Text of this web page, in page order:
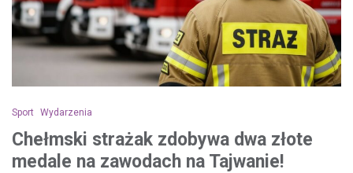
Sport Wydarzenia
Chełmski strażak zdobywa dwa złote
medale na zawodach na Tajwanie!